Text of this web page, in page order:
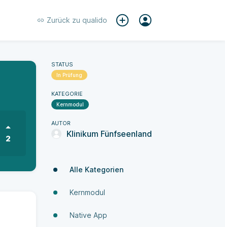
Zurück zu qualido
2
STATUS
In Prüfung
KATEGORIE
Kernmodul
AUTOR
Klinikum Fünfseenland
Alle Kategorien
Kernmodul
Native App